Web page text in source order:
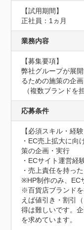
【試用期間】
正社員：1ヵ月
業務内容
【募集要項】
弊社グループが展
るための施策の企
（複数ブランドを
応募条件
【必須スキル・経験
・EC売上拡大に向
策の企画・実行
・ECサイト運営経
・売上責任を持っ
※HP制作のみ、EC
※百貨店ブランド
えば値引き・割引
得は難しいです。
を求めています。